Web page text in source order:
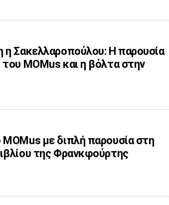
η Σακελλαροπούλου: Η παρουσία
MOMus και η βόλτα στην
με διπλή παρουσία στη
της Φρανκφούρτης